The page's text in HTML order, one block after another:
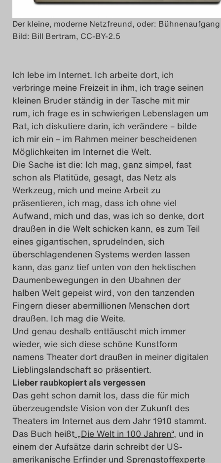
Impressum
Search
Der kleine, moderne Netzfreund, oder:
Bild: Bill Bertram, CC-BY-2.5
Ich lebe im Internet. Ich arbeite dort, ich
verbringe meine Freizeit in ihm, ich trage seinen
kleinen Bruder ständig in der Tasche mit mir
rum, ich frage es in schwierigen Lebenslagen um
Rat, ich diskutiere darin, ich verändere – bilde
ich mir ein – im Rahmen meiner bescheidenen
Möglichkeiten im Internet die Welt.
Die Sache ist die: Ich mag, ganz simpel, fast
schon als Platitüde, gesagt, das Netz als
Werkzeug, mich und meine Arbeit zu
präsentieren, ich mag, dass ich ohne viel
Aufwand, mich und das, was ich so denke, dort
draußen in die Welt schicken kann, es zum Teil
eines gigantischen, sprudelnden, sich
überschlagendenen Systems werden lassen
kann, das ganz tief unten von den hektischen
Daumenbewegungen in den Ubahnen der
halben Welt gepeist wird, von den tanzenden
Fingern dieser abermillionen Menschen dort
draußen. Ich mag die Weite.
Und genau deshalb enttäuscht mich immer
wieder, wie sich diese schöne Kunstform
namens Theater dort draußen in meiner digitalen
Lieblingslandschaft so präsentiert.
Lieber raubkopiert als vergessen
Das geht schon damit los, dass die für mich
überzeugendste Vision von der Zukunft des
Theaters im Internet aus dem Jahr 1910 stammt.
Das Buch heißt „Die Welt in 100 Jahren“, und in
einem der Aufsätze darin schreibt der US-
amerikanische Erfinder und Sprengstoffexperte